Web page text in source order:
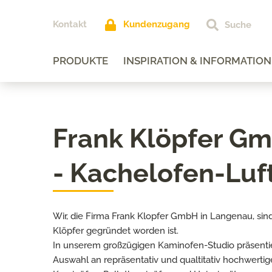
Kontakt Kundenzugang
PRODUKTE INSPIRATION & INFORMATION
Frank Klöpfer
- Kachelofen-
Wir, die Firma Frank Klopfer GmbH in Langenau,
Klöpfer gegründet worden ist.
In unserem großzügigen Kaminofen-Studio
Auswahl an repräsentativ und qualtitativ